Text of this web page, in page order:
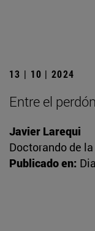
13 | 10 | 2024
Entre el
Javier Larequi
Doctorando de
Publicado en: